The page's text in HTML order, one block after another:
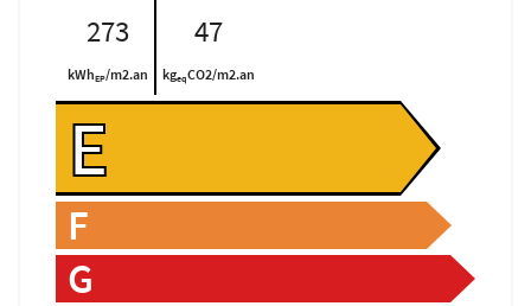
E
273
kWhEP/m2.an
47
kgeqCO2/m2.an
F
G